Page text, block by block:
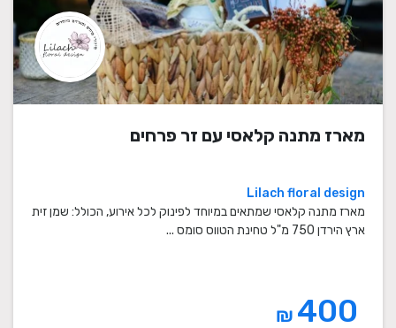
מארז מתנה קלאסי עם זר פרחים
Lilach floral design
מארז מתנה קלאסי שמתאים במיוחד לפינוק לכל אירוע, הכולל: שמן זית
ארץ הירדן 750 מ"ל טחינת הטווס סומס ...
₪